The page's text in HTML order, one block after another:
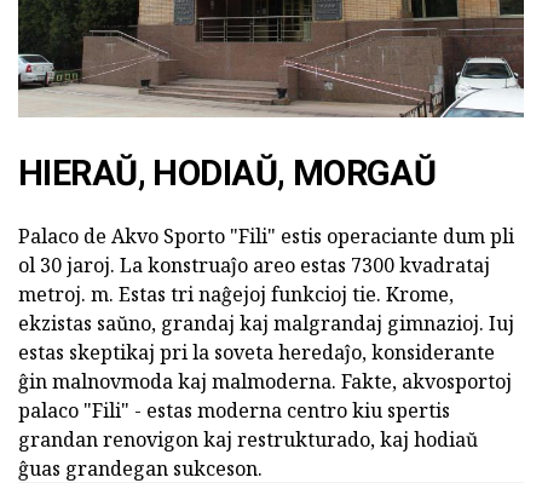
HIERAŬ, HODIAŬ, MORGAŬ
Palaco de Akvo Sporto "Fili" estis operaciante dum pli
ol 30 jaroj. La konstruaĵo areo estas 7300 kvadrataj
metroj. m. Estas tri naĝejoj funkcioj tie. Krome,
ekzistas saŭno, grandaj kaj malgrandaj gimnazioj. Iuj
estas skeptikaj pri la soveta heredaĵo, konsiderante
ĝin malnovmoda kaj malmoderna. Fakte, akvosportoj
palaco "Fili" - estas moderna centro kiu spertis
grandan renovigon kaj restrukturado, kaj hodiaŭ
ĝuas grandegan sukceson.